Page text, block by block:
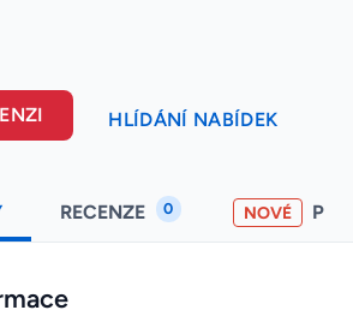
HLÍDÁNÍ NABÍDEK
RECENZE 0 NOVÉ